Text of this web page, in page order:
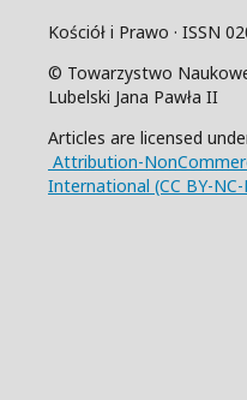
Kościół i Prawo · ISSN
© Towarzystwo
Lubelski Jana Pawła II
Articles are licensed
Attribution-
International (CC BY-